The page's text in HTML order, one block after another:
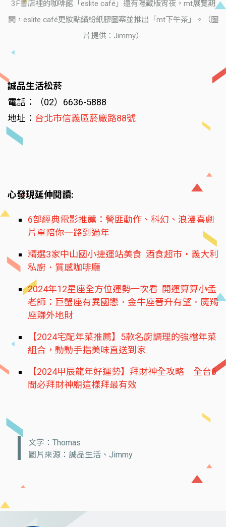
3F書店裡的咖啡館「eslite café」還有隱藏版宵夜，mt展覽期
間，eslite café更妝點繽紛紙膠圖案並推出「mt下午茶」。（圖
片提供：Jimmy）
誠品生活松菸
電話：（02）6636-5888
地址： 台北市信義區菸廠路88號
心發現延伸閱讀:
6部經典電影推薦：警匪動作、科幻、浪漫喜劇
片單陪你一路到過年
精選3家中山國小捷運站美食 酒食超市‧義大利
私廚．質感咖啡廳
2024年12星座全方位運勢一次看 開運算算小孟
老師：巨蟹座有異國戀．金牛座晉升有望．魔羯
座賺外地財
【2024宅配年菜推薦】5款名廚調理的強檔年菜
組合，動動手指美味直送到家
【2024甲辰龍年好運勢】拜財神全攻略 全台6
間必拜財神廟這樣拜最有效
文字：Thomas
圖片來源：誠品生活、Jimmy